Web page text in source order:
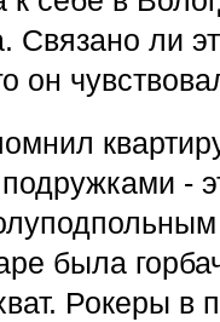
Связано ли
он
-
была
Рокеры в